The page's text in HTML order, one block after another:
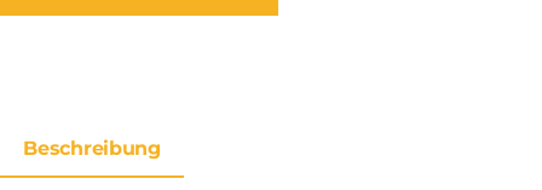
Beschreibung